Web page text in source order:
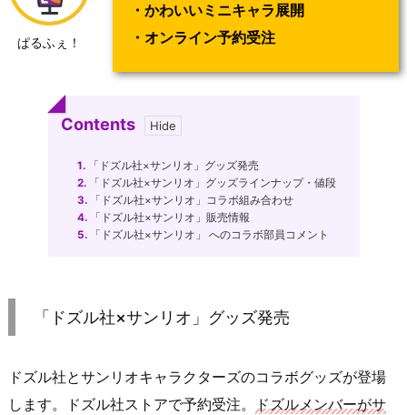
ぱるふぇ！
・かわいいミニキャラ展開
・オンライン予約受注
Contents
1.「ドズル社×サンリオ」グッズ発売
2.「ドズル社×サンリオ」グッズラインナップ・値段
3.「ドズル社×サンリオ」コラボ組み合わせ
4.「ドズル社×サンリオ」販売情報
5.「ドズル社×サンリオ」 へのコラボ部員コメント
「ドズル社×サンリオ」グッズ発売
ドズル社とサンリオキャラクターズのコラボグッズが登場
します。ドズル社ストアで予約受注。
ドズルメンバーがサ